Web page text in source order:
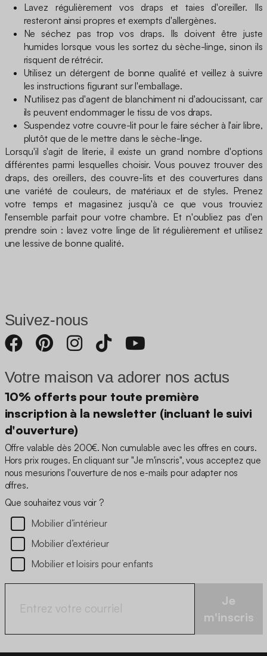
Lavez régulièrement vos draps et taies d'oreiller. Ils
resteront ainsi propres et exempts d'allergènes.
Ne séchez pas trop vos draps. Ils doivent être juste
humides lorsque vous les sortez du sèche-linge, sinon ils
risquent de rétrécir.
Utilisez un détergent de bonne qualité et veillez à suivre
les instructions figurant sur l'emballage.
N'utilisez pas d'agent de blanchiment ni d'adoucissant, car
ils peuvent endommager le tissu de vos draps.
Suspendez votre couvre-lit pour le faire sécher à l'air libre,
plutôt que de le mettre dans le sèche-linge.
Lorsqu'il s'agit de literie, il existe un grand nombre d'options
différentes parmi lesquelles choisir. Vous pouvez trouver des
draps, des oreillers, des couvre-lits et des couvertures dans
une variété de couleurs, de matériaux et de styles. Prenez
votre temps et magasinez jusqu'à ce que vous trouviez
l'ensemble parfait pour votre chambre. Et n'oubliez pas d'en
prendre soin : lavez votre linge de lit régulièrement et utilisez
une lessive de bonne qualité.
Suivez-nous
Votre maison va adorer nos actus
10% offerts pour toute première
inscription à la newsletter (incluant le suivi
d'ouverture)
Offre valable dès 200€. Non cumulable avec les offres en cours.
Hors prix rouges. En cliquant sur "Je m'inscris", vous acceptez que
nous mesurions l'ouverture de nos e-mails pour adapter nos
offres.
Que souhaitez vous voir ?
Mobilier d’intérieur
Mobilier d’extérieur
Mobilier et loisirs pour enfants
Je
m'inscris